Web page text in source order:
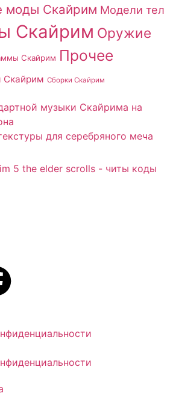
моды Скайрим Модели тел
Скайрим Оружие
Скайрим Прочее
Скайрим Сборки Скайрим
музыки Скайрима на
для серебряного меча